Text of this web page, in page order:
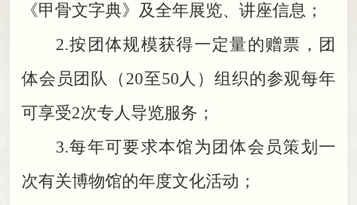
《甲骨文字典》及全年展览、讲座信息；
2.按团体规模获得一定量的赠票 ， 团
体会员团队（20至50人）组织的参观每年
可享受2次专人导览服务；
3.每年可要求本馆为团体会员策划一
次有关博物馆的年度文化活动 ；